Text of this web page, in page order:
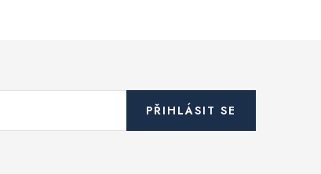
PŘIHLÁSIT SE